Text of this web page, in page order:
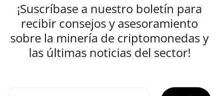
¡Suscríbase a nuestro boletín para
recibir consejos y asesoramiento
sobre la minería de criptomonedas y
las últimas noticias del sector!